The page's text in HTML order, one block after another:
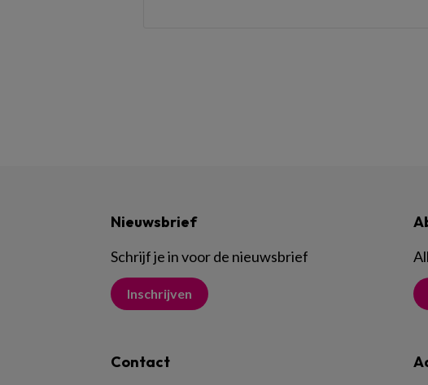
Nieuwsbrief
Schrijf je in voor de nieuwsbrief
Inschrijven
Contact